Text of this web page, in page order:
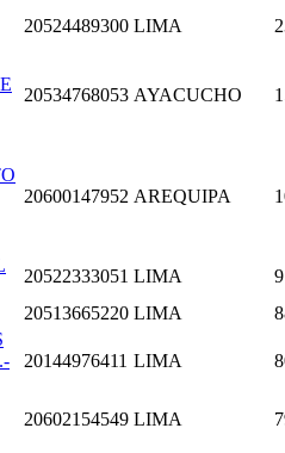
20524489300 LIMA
20534768053 AYACUCHO
20600147952 AREQUIPA
20522333051 LIMA
20513665220 LIMA
20144976411 LIMA
20602154549 LIMA